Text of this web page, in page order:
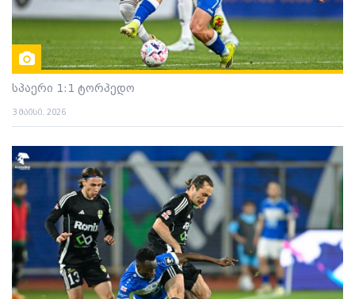
სპაერი 1:1 ტორპედო
3 მაისი. 2026